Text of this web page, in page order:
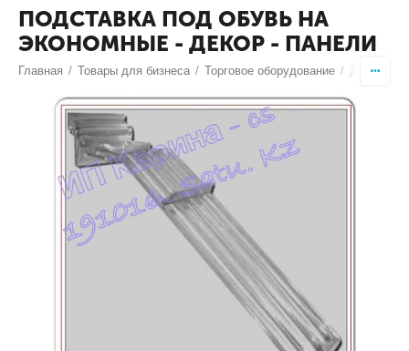
ПОДСТАВКА ПОД ОБУВЬ НА
ЭКОНОМНЫЕ - ДЕКОР - ПАНЕЛИ
Главная / Товары для бизнеса / Торговое оборудование / Декор